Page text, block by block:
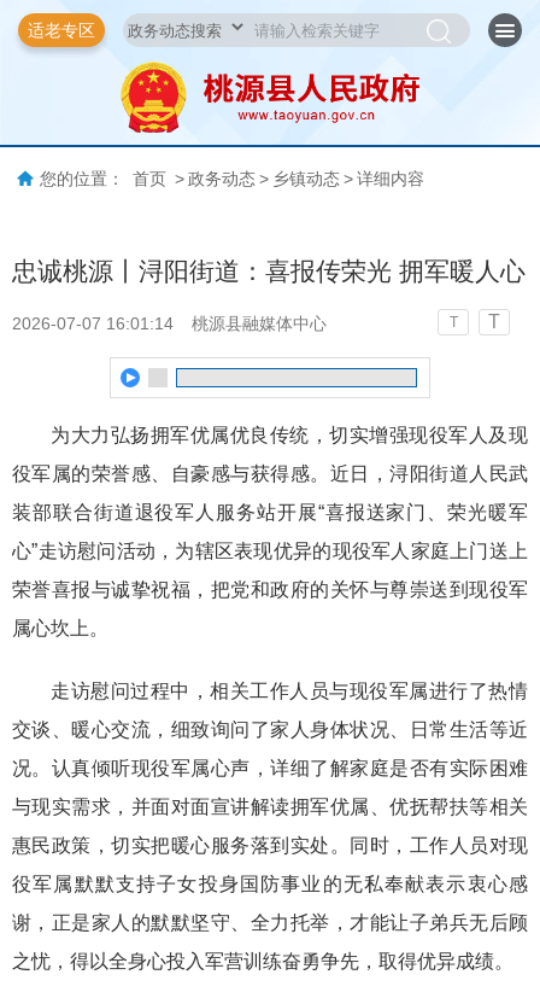
适老专区
您的位置： 首页 > 政务动态 > 乡镇动态 > 详细内容
忠诚桃源丨浔阳街道：喜报传荣光 拥军暖人心
2026-07-07 16:01:14 桃源县融媒体中心 T T
为大力弘扬拥军优属优良传统，切实增强现役军人及现
役军属的荣誉感、自豪感与获得感。近日，浔阳街道人民武
装部联合街道退役军人服务站开展“喜报送家门、荣光暖军
心”走访慰问活动，为辖区表现优异的现役军人家庭上门送上
荣誉喜报与诚挚祝福，把党和政府的关怀与尊崇送到现役军
属心坎上。
走访慰问过程中，相关工作人员与现役军属进行了热情
交谈、暖心交流，细致询问了家人身体状况、日常生活等近
况。认真倾听现役军属心声，详细了解家庭是否有实际困难
与现实需求，并面对面宣讲解读拥军优属、优抚帮扶等相关
惠民政策，切实把暖心服务落到实处。同时，工作人员对现
役军属默默支持子女投身国防事业的无私奉献表示衷心感
谢，正是家人的默默坚守、全力托举，才能让子弟兵无后顾
之忧，得以全身心投入军营训练奋勇争先，取得优异成绩。